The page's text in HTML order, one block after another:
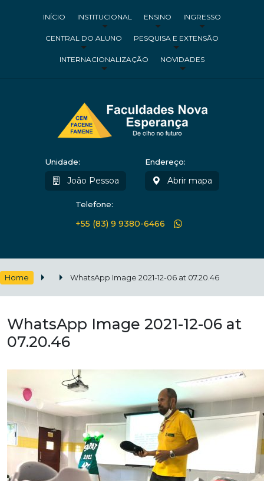
INÍCIO INSTITUCIONAL ENSINO INGRESSO
CENTRAL DO ALUNO PESQUISA E EXTENSÃO
INTERNACIONALIZAÇÃO NOVIDADES
Unidade:
João Pessoa
Endereço:
Abrir mapa
Telefone:
+55 (83) 9 9380-6466
Home WhatsApp Image 2021-12-06 at 07.20.46
WhatsApp Image 2021-12-06 at
07.20.46